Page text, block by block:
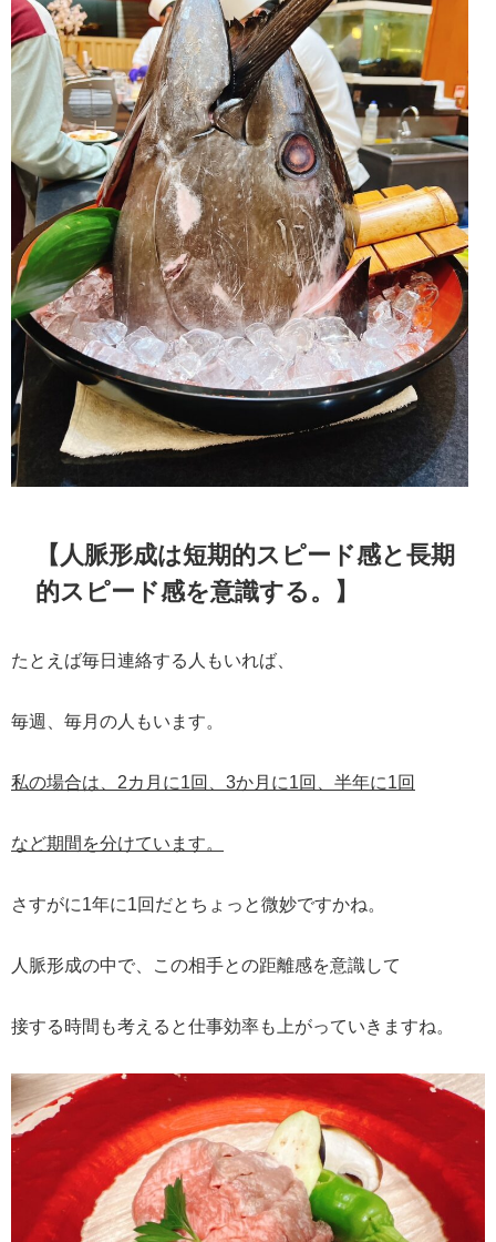
【人脈形成は短期的スピード感と長期
的スピード感を意識する。】
たとえば毎日連絡する人もいれば、
毎週、毎月の人もいます。
私の場合は、2カ月に1回、3か月に1回、半年に1回
など期間を分けています。
さすがに1年に1回だとちょっと微妙ですかね。
人脈形成の中で、この相手との距離感を意識して
接する時間も考えると仕事効率も上がっていきますね。